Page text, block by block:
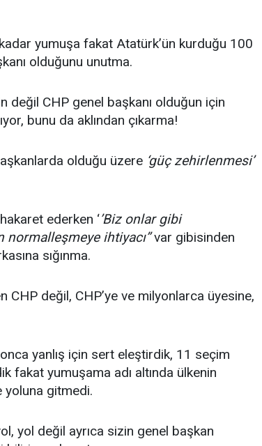
yumuşa fakat Atatürk’ün kurduğu 100
olduğunu unutma.
değil CHP genel başkanı olduğun için
bunu da aklından çıkarma!
olduğu üzere ‘güç zehirlenmesi’
ederken ‘’Biz onlar gibi
ihtiyacı’’var gibisinden
sığınma.
CHP değil, CHP’ye ve milyonlarca üyesine,
onca yanlış için sert eleştirdik, 11 seçim
fakat yumuşama adı altında ülkenin
yoluna gitmedi.
yol değil ayrıca sizin genel başkan